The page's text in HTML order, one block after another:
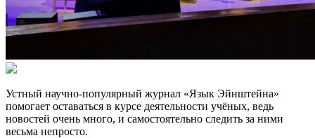
Устный научно-популярный журнал «Язык Эйнштейна»
помогает оставаться в курсе деятельности учёных, ведь
новостей очень много, и самостоятельно следить за ними
весьма непросто.